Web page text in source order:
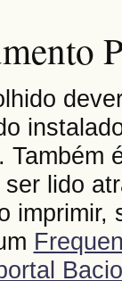
Também
lido